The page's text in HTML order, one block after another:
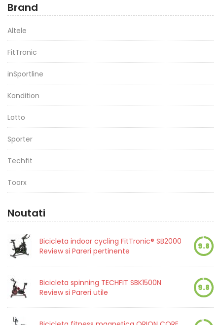
Brand
Altele
FitTronic
inSportline
Kondition
Lotto
Sporter
Techfit
Toorx
Noutati
Bicicleta indoor cycling FitTronic® SB2000
Review si Pareri pertinente
9.8
Bicicleta spinning TECHFIT SBK1500N
Review si Pareri utile
9.8